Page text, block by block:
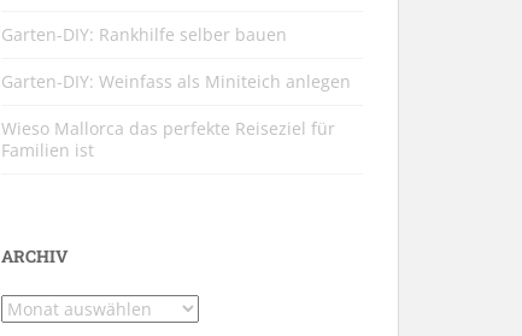
Garten-DIY: Rankhilfe selber bauen
Garten-DIY: Weinfass als Miniteich anlegen
Wieso Mallorca das perfekte Reiseziel für
Familien ist
ARCHIV
Archiv